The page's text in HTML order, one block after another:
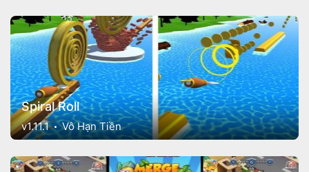
Spiral Roll
v1.11.1 Vô Hạn Tiền